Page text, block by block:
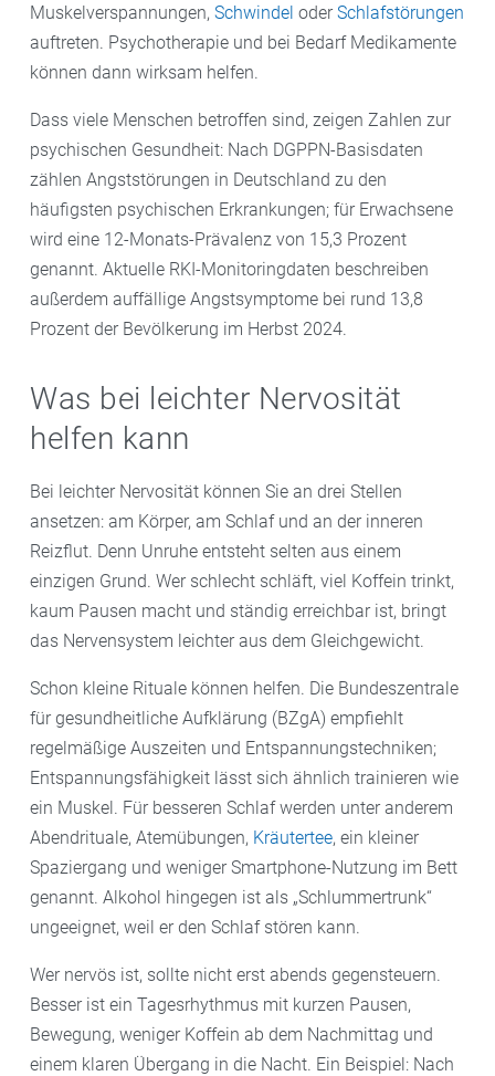
Muskelverspannungen, Schwindel oder Schlafstörungen
auftreten. Psychotherapie und bei Bedarf Medikamente
können dann wirksam helfen.
Dass viele Menschen betroffen sind, zeigen Zahlen zur
psychischen Gesundheit: Nach DGPPN-Basisdaten
zählen Angststörungen in Deutschland zu den
häufigsten psychischen Erkrankungen; für Erwachsene
wird eine 12-Monats-Prävalenz von 15,3 Prozent
genannt. Aktuelle RKI-Monitoringdaten beschreiben
außerdem auffällige Angstsymptome bei rund 13,8
Prozent der Bevölkerung im Herbst 2024.
Was bei leichter Nervosität
helfen kann
Bei leichter Nervosität können Sie an drei Stellen
ansetzen: am Körper, am Schlaf und an der inneren
Reizflut. Denn Unruhe entsteht selten aus einem
einzigen Grund. Wer schlecht schläft, viel Koffein trinkt,
kaum Pausen macht und ständig erreichbar ist, bringt
das Nervensystem leichter aus dem Gleichgewicht.
Schon kleine Rituale können helfen. Die Bundeszentrale
für gesundheitliche Aufklärung (BZgA) empfiehlt
regelmäßige Auszeiten und Entspannungstechniken;
Entspannungsfähigkeit lässt sich ähnlich trainieren wie
ein Muskel. Für besseren Schlaf werden unter anderem
Abendrituale, Atemübungen, Kräutertee, ein kleiner
Spaziergang und weniger Smartphone-Nutzung im Bett
genannt. Alkohol hingegen ist als „Schlummertrunk“
ungeeignet, weil er den Schlaf stören kann.
Wer nervös ist, sollte nicht erst abends gegensteuern.
Besser ist ein Tagesrhythmus mit kurzen Pausen,
Bewegung, weniger Koffein ab dem Nachmittag und
einem klaren Übergang in die Nacht. Ein Beispiel: Nach